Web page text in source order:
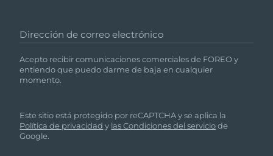
Dirección de correo electrónico
Acepto recibir comunicaciones comerciales de FOREO y
entiendo que puedo darme de baja en cualquier
momento.
Este sitio está protegido por reCAPTCHA y se aplica la
Política de privacidad y las Condiciones del serviciode
Google.